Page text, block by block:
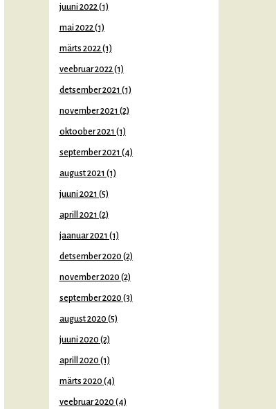
juuni 2022(1)
mai 2022(1)
märts 2022(1)
veebruar 2022(1)
detsember 2021 (1)
november 2021 (2)
oktoober 2021 (1)
september 2021 (4)
august 2021 (1)
juuni 2021 (5)
aprill 2021 (2)
jaanuar 2021 (1)
detsember 2020 (2)
november 2020 (2)
september 2020 (3)
august 2020 (5)
juuni 2020 (2)
aprill 2020 (1)
märts 2020 (4)
veebruar 2020 (4)